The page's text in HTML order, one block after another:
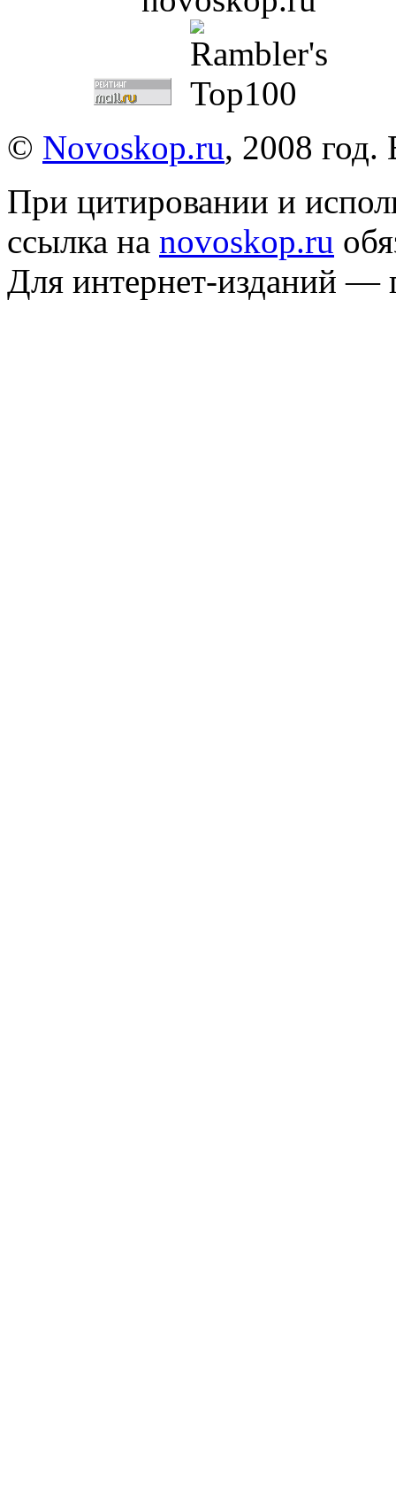
© Novoskop.ru, 2008
При цитировании и
ссылка на novoskop.ru
Для интернет-изданий —